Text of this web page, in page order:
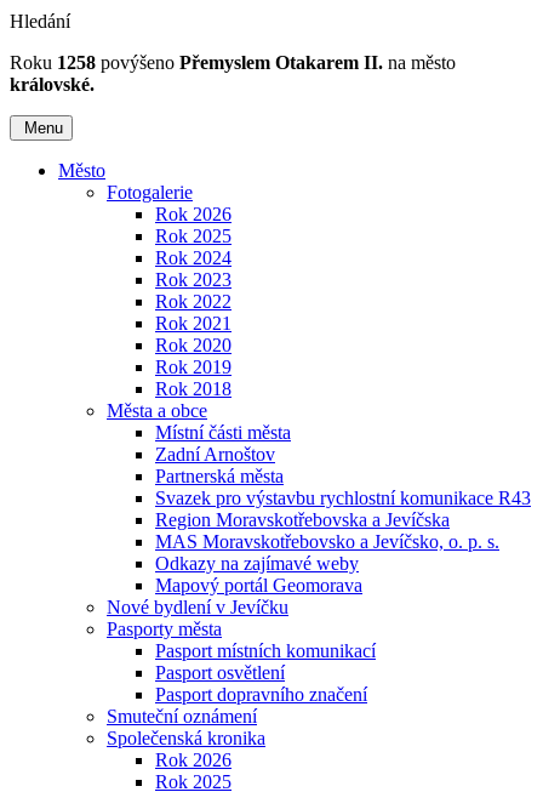
Hledání
Roku 1258 povýšeno Přemyslem Otakarem II. na město
královské.
Menu
Město
Fotogalerie
Rok 2026
Rok 2025
Rok 2024
Rok 2023
Rok 2022
Rok 2021
Rok 2020
Rok 2019
Rok 2018
Města a obce
Místní části města
Zadní Arnoštov
Partnerská města
Svazek pro výstavbu rychlostní komunikace R43
Region Moravskotřebovska a Jevíčska
MAS Moravskotřebovsko a Jevíčsko, o. p. s.
Odkazy na zajímavé weby
Mapový portál Geomorava
Nové bydlení v Jevíčku
Pasporty města
Pasport místních komunikací
Pasport osvětlení
Pasport dopravního značení
Smuteční oznámení
Společenská kronika
Rok 2026
Rok 2025